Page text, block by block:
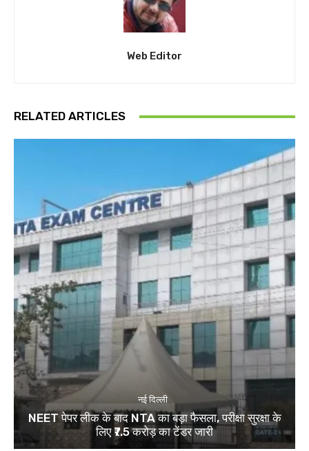
Web Editor
RELATED ARTICLES
नई दिल्ली
NEET पेपर लीक के बाद NTA का बड़ा फैसला, परीक्षा सुरक्षा के
लिए ₹7.5 करोड़ का टेंडर जारी